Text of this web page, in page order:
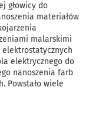
głowicy do
materiałów
malarskimi
elektrostatycznych
elektrycznego do
nanoszenia farb
Powstało wiele